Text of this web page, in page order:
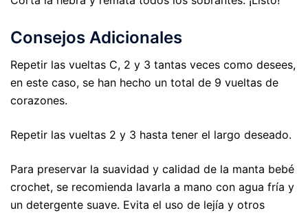
Consejos Adicionales
Repetir las vueltas C, 2 y 3 tantas veces como desees,
en este caso, se han hecho un total de 9 vueltas de
corazones.
Repetir las vueltas 2 y 3 hasta tener el largo deseado.
Para preservar la suavidad y calidad de la manta bebé
crochet, se recomienda lavarla a mano con agua fría y
un detergente suave. Evita el uso de lejía y otros